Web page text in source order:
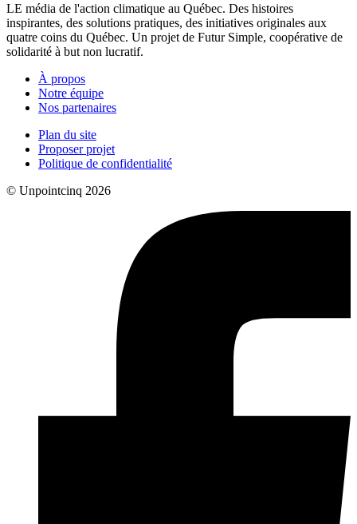
LE média de l'action climatique au Québec. Des histoires
inspirantes, des solutions pratiques, des initiatives originales aux
quatre coins du Québec. Un projet de Futur Simple, coopérative de
solidarité à but non lucratif.
À propos
Notre équipe
Nos partenaires
Plan du site
Proposer projet
Politique de confidentialité
© Unpointcinq 2026